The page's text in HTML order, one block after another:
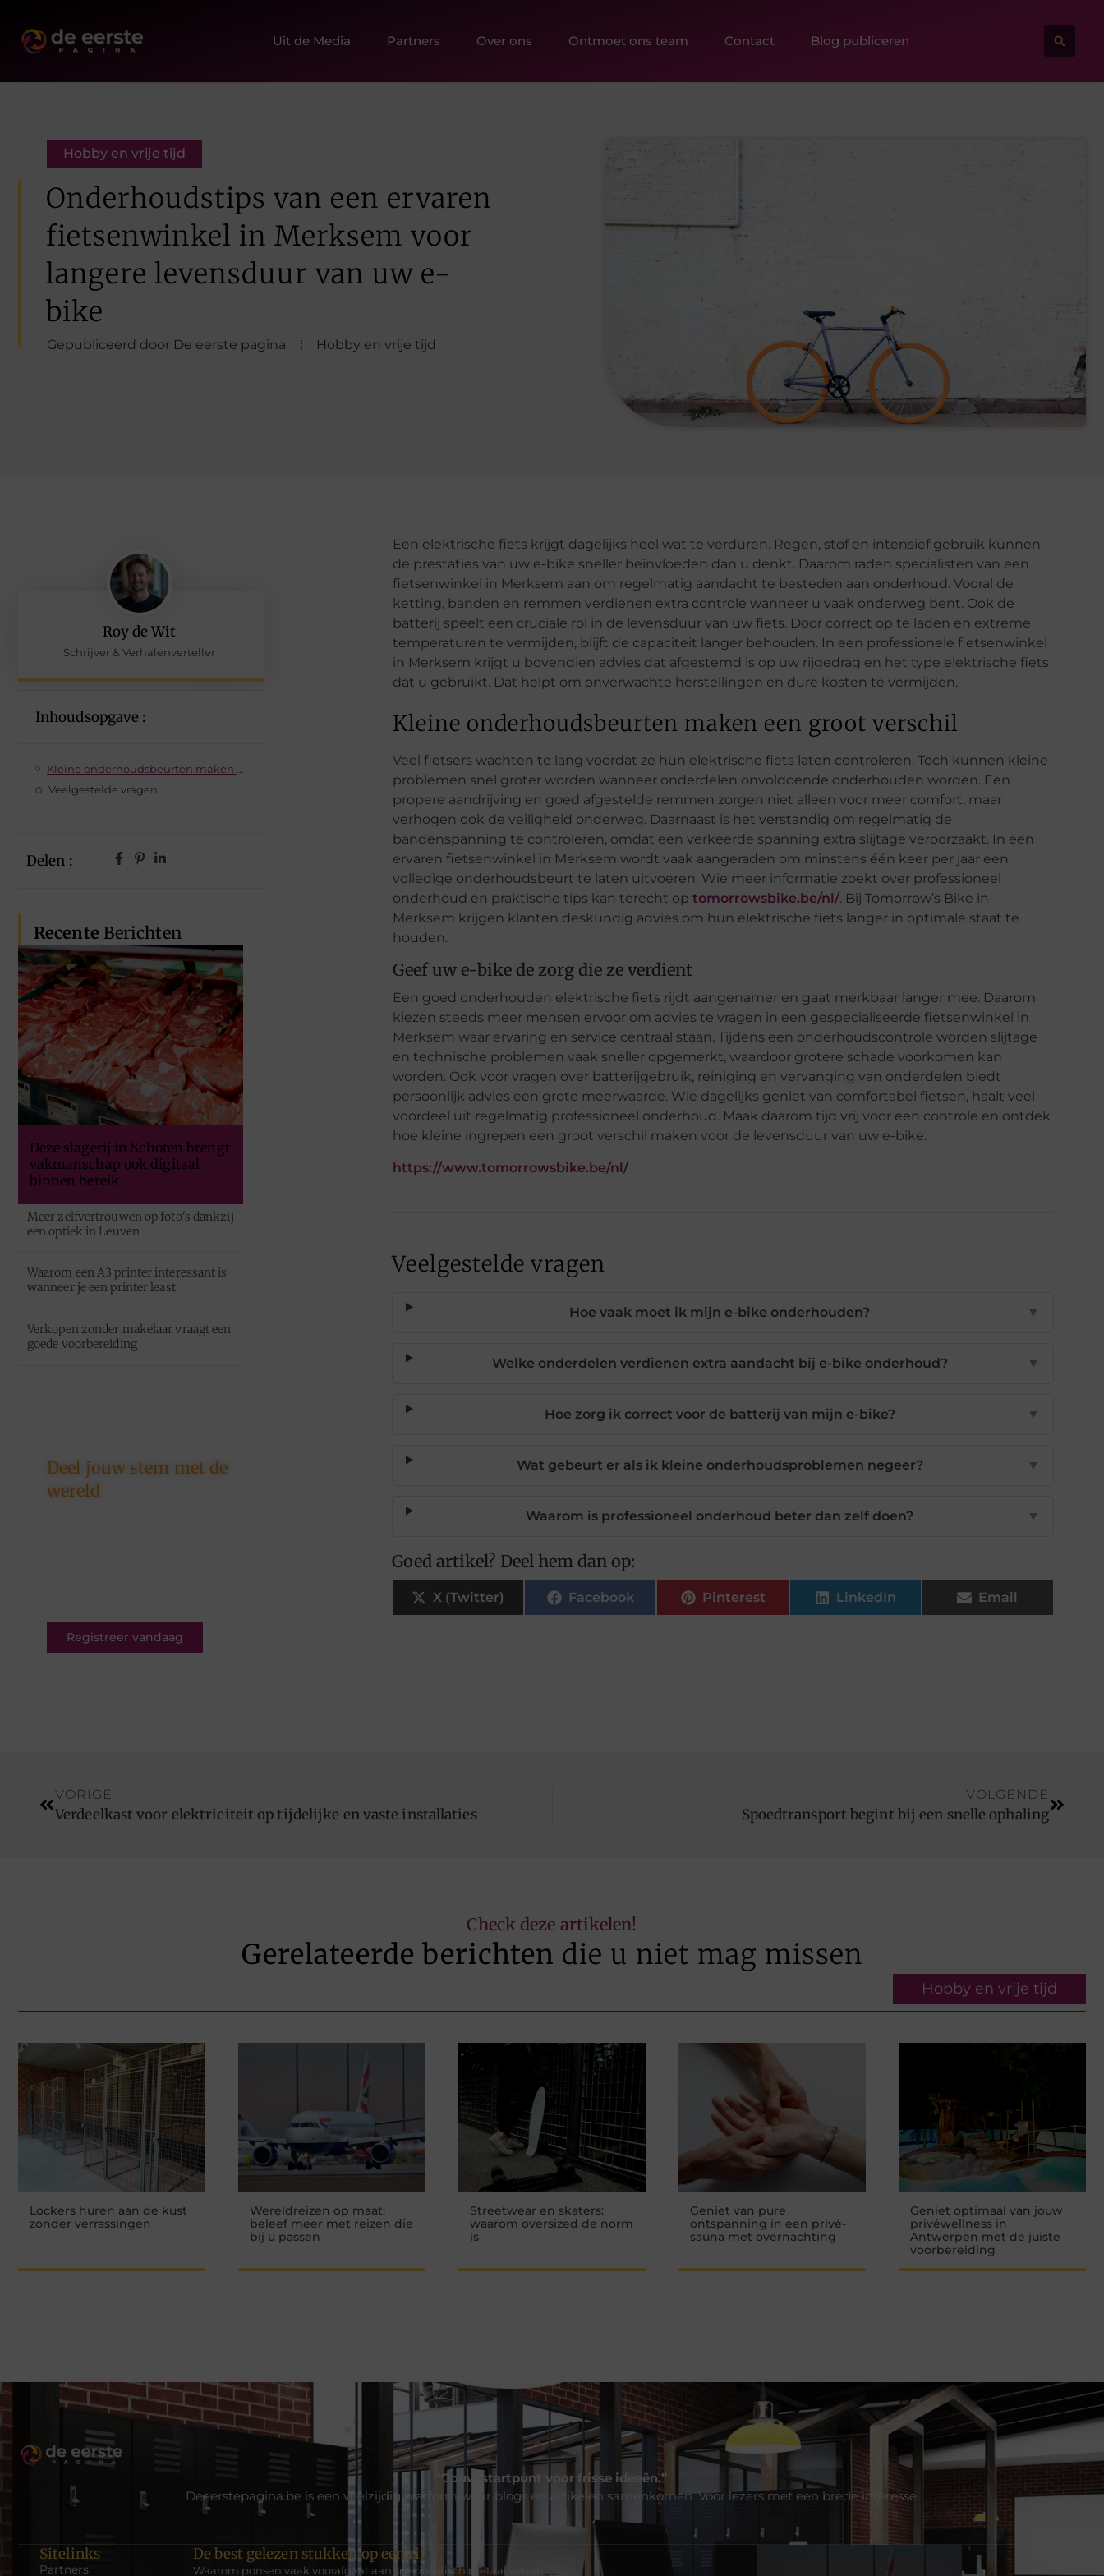
Uit de Media Partners Over ons Ontmoet ons team Contact Blog publiceren
Hobby en vrije tijd
Onderhoudstips van een ervaren
fietsenwinkel in Merksem voor
langere levensduur van uw e-
bike
Gepubliceerd door De eerste pagina Hobby en vrije tijd
Roy de Wit
Schrijver & Verhalenverteller
Inhoudsopgave :
Veelgestelde vragen
Delen :
Recente Berichten
Deze slagerij in Schoten brengt
vakmanschap ook digitaal
binnen bereik
Meer zelfvertrouwen op foto's dankzij
een optiek in Leuven
Waarom een A3 printer interessant is
wanneer je een printer least
Verkopen zonder makelaar vraagt een
goede voorbereiding
Deel jouw stem met de
wereld
Registreer vandaag
Een elektrische fiets krijgt dagelijks heel wat te verduren. Regen, stof en intensief gebruik kunnen
de prestaties van uw e-bike sneller beïnvloeden dan u denkt. Daarom raden specialisten van een
fietsenwinkel in Merksem aan om regelmatig aandacht te besteden aan onderhoud. Vooral de
ketting, banden en remmen verdienen extra controle wanneer u vaak onderweg bent. Ook de
batterij speelt een cruciale rol in de levensduur van uw fiets. Door correct op te laden en extreme
temperaturen te vermijden, blijft de capaciteit langer behouden. In een professionele fietsenwinkel
in Merksem krijgt u bovendien advies dat afgestemd is op uw rijgedrag en het type elektrische fiets
dat u gebruikt. Dat helpt om onverwachte herstellingen en dure kosten te vermijden.
Kleine onderhoudsbeurten maken een groot verschil
Veel fietsers wachten te lang voordat ze hun elektrische fiets laten controleren. Toch kunnen kleine
problemen snel groter worden wanneer onderdelen onvoldoende onderhouden worden. Een
propere aandrijving en goed afgestelde remmen zorgen niet alleen voor meer comfort, maar
verhogen ook de veiligheid onderweg. Daarnaast is het verstandig om regelmatig de
bandenspanning te controleren, omdat een verkeerde spanning extra slijtage veroorzaakt. In een
ervaren fietsenwinkel in Merksem wordt vaak aangeraden om minstens één keer per jaar een
volledige onderhoudsbeurt te laten uitvoeren. Wie meer informatie zoekt over professioneel
onderhoud en praktische tips kan terecht op tomorrowsbike.be/nl/. Bij Tomorrow’s Bike in
Merksem krijgen klanten deskundig advies om hun elektrische fiets langer in optimale staat te
houden.
Geef uw e-bike de zorg die ze verdient
Een goed onderhouden elektrische fiets rijdt aangenamer en gaat merkbaar langer mee. Daarom
kiezen steeds meer mensen ervoor om advies te vragen in een gespecialiseerde fietsenwinkel in
Merksem waar ervaring en service centraal staan. Tijdens een onderhoudscontrole worden slijtage
en technische problemen vaak sneller opgemerkt, waardoor grotere schade voorkomen kan
worden. Ook voor vragen over batterijgebruik, reiniging en vervanging van onderdelen biedt
persoonlijk advies een grote meerwaarde. Wie dagelijks geniet van comfortabel fietsen, haalt veel
voordeel uit regelmatig professioneel onderhoud. Maak daarom tijd vrij voor een controle en ontdek
hoe kleine ingrepen een groot verschil maken voor de levensduur van uw e-bike.
https://www.tomorrowsbike.be/nl/
Veelgestelde vragen
Hoe vaak moet ik mijn e-bike onderhouden? ▼
Welke onderdelen verdienen extra aandacht bij e-bike onderhoud? ▼
Hoe zorg ik correct voor de batterij van mijn e-bike? ▼
Wat gebeurt er als ik kleine onderhoudsproblemen negeer? ▼
Waarom is professioneel onderhoud beter dan zelf doen? ▼
Goed artikel? Deel hem dan op:
X (Twitter) Facebook Pinterest LinkedIn Email
VORIGE
Verdeelkast voor elektriciteit op tijdelijke en vaste installaties
VOLGENDE
Spoedtransport begint bij een snelle ophaling
Check deze artikelen!
Gerelateerde berichten die u niet mag missen
Hobby en vrije tijd
Lockers huren aan de kust
zonder verrassingen
Wereldreizen op maat:
beleef meer met reizen die
bij u passen
Streetwear en skaters:
waarom oversized de norm
is
Geniet van pure
ontspanning in een privé-
sauna met overnachting
Geniet optimaal van jouw
privéwellness in
Antwerpen met de juiste
voorbereiding
“Jouw startpunt voor frisse ideeën.”
Deeerstepagina.be is een veelzijdig platform waar blogs en artikelen samenkomen. Voor lezers met een brede interesse.
Sitelinks
Partners
De best gelezen stukken op een rij
Waarom ponsen vaak voorafgaat aan specialistisch metaal zetten